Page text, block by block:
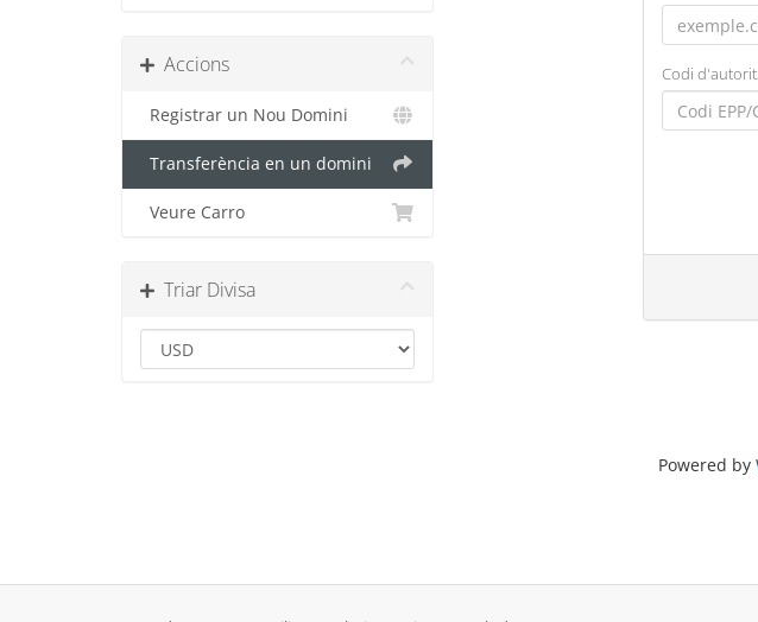
Accions
Registrar un Nou Domini
Transferència en un domini
Veure Carro
Triar Divisa
Codi
Powered by